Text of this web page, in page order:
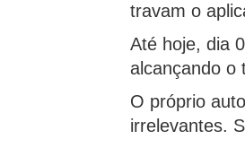
travam o
Até hoje, dia
alcançando o
O próprio
irrelevantes.